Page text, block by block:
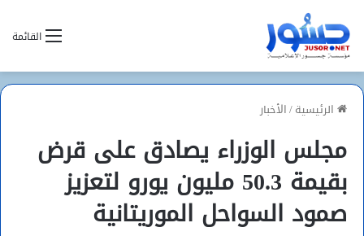
القائمة
الرئيسية/الأخبار
مجلس الوزراء يصادق على قرض
بقيمة 50.3 مليون يورو لتعزيز
صمود السواحل الموريتانية